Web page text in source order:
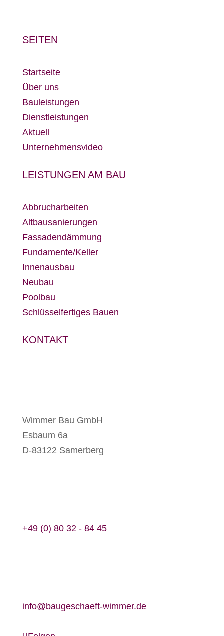
SEITEN
Startseite
Über uns
Bauleistungen
Dienstleistungen
Aktuell
Unternehmensvideo
LEISTUNGEN AM BAU
Abbrucharbeiten
Altbausanierungen
Fassadendämmung
Fundamente/Keller
Innenausbau
Neubau
Poolbau
Schlüsselfertiges Bauen
KONTAKT
Wimmer Bau GmbH
Esbaum 6a
D-83122 Samerberg
+49 (0) 80 32 - 84 45
info@baugeschaeft-wimmer.de